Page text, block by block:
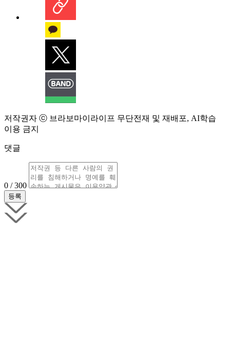
저작권자 ⓒ 브라보마이라이프 무단전재 및 재배포, AI학습
이용 금지
댓글
0 / 300